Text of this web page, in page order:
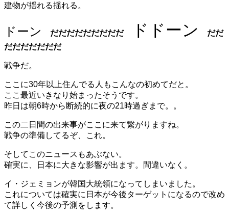
建物が揺れる揺れる。
ドーン だだだだだだだだだ ドドーン
だだ
だだだだだだだ
戦争だ。
ここに30年以上住んでる人もこんなの初めてだと。
ここ最近いきなり始まったそうです。
昨日は朝6時から断続的に夜の21時過ぎまで。。
この二日間の出来事がここに来て繋がりますね。
戦争の準備してるぞ、これ。
そしてこのニュースもあぶない。
確実に、日本に大きな影響が出ます。間違いなく。
イ・ジェミョンが韓国大統領になってしまいました。
これについては確実に日本が今後ターゲットになるので改め
て詳しく今後の予測をします。